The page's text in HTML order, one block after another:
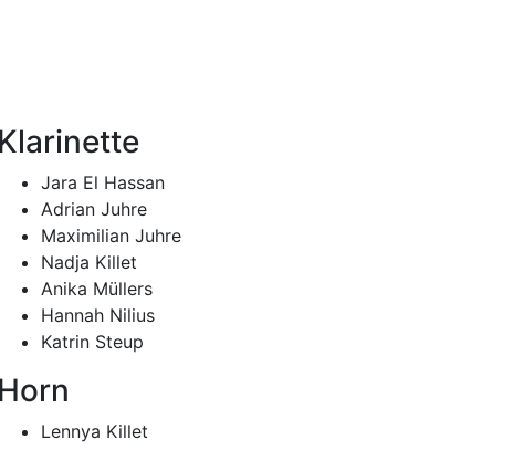
Klarinette
Jara El Hassan
Adrian Juhre
Maximilian Juhre
Nadja Killet
Anika Müllers
Hannah Nilius
Katrin Steup
Horn
Lennya Killet